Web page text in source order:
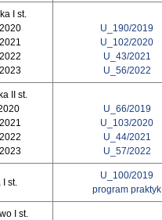
I st.
U_190/2019
U_102/2020
U_43/2021
U_56/2022
II st.
U_66/2019
U_103/2020
U_44/2021
U_57/2022
I st.
U_100/2019
program praktyk
I st.